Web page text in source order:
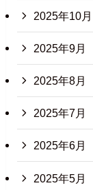
2025年10月
2025年9月
2025年8月
2025年7月
2025年6月
2025年5月